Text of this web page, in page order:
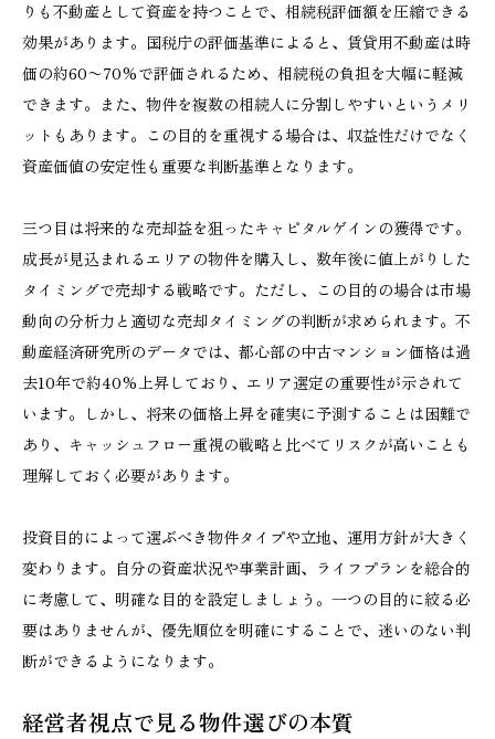
りも不動産として資産を持つことで、相続税評価額を圧縮できる
効果があります。国税庁の評価基準によると、賃貸用不動産は時
価の約60〜70%で評価されるため、相続税の負担を大幅に軽減
できます。また、物件を複数の相続人に分割しやすいというメリ
ットもあります。この目的を重視する場合は、収益性だけでなく
資産価値の安定性も重要な判断基準となります。
三つ目は将来的な売却益を狙ったキャピタルゲインの獲得です。
成長が見込まれるエリアの物件を購入し、数年後に値上がりした
タイミングで売却する戦略です。ただし、この目的の場合は市場
動向の分析力と適切な売却タイミングの判断が求められます。不
動産経済研究所のデータでは、都心部の中古マンション価格は過
去10年で約40%上昇しており、エリア選定の重要性が示されて
います。しかし、将来の価格上昇を確実に予測することは困難で
あり、キャッシュフロー重視の戦略と比べてリスクが高いことも
理解しておく必要があります。
投資目的によって選ぶべき物件タイプや立地、運用方針が大きく
変わります。自分の資産状況や事業計画、ライフプランを総合的
に考慮して、明確な目的を設定しましょう。一つの目的に絞る必
要はありませんが、優先順位を明確にすることで、迷いのない判
断ができるようになります。
経営者視点で見る物件選びの本質